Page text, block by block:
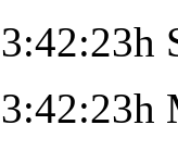
3:42:23h
3:42:23h